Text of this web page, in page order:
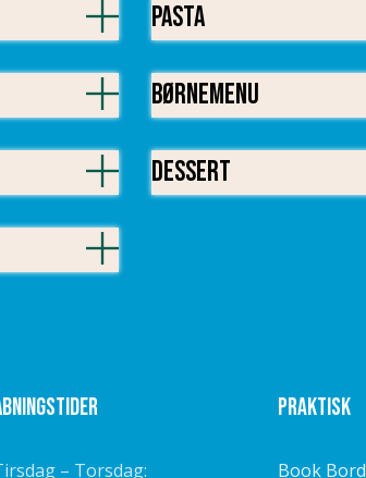
Pasta
Børnemenu
Dessert
– Torsdag:
Praktisk
Book Bord